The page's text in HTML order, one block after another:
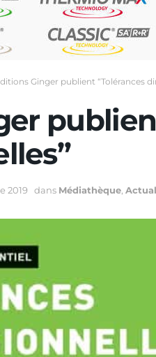
Ginger publient “Tolérances
2019 dans Médiathèque